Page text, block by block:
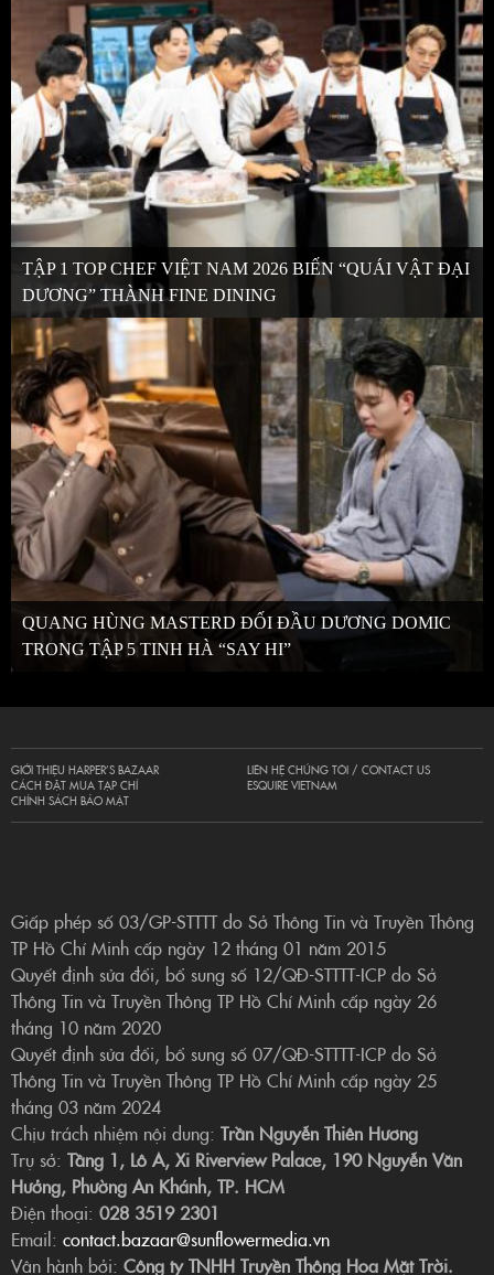
TẬP 1 TOP CHEF VIỆT NAM 2026 BIẾN “QUÁI VẬT ĐẠI
DƯƠNG” THÀNH FINE DINING
QUANG HÙNG MASTERD ĐỐI ĐẦU DƯƠNG DOMIC
TRONG TẬP 5 TINH HÀ “SAY HI”
GIỚI THIỆU HARPER’S BAZAAR
CÁCH ĐẶT MUA TẠP CHÍ
CHÍNH SÁCH BẢO MẬT
LIÊN HỆ CHÚNG TÔI / CONTACT US
ESQUIRE VIETNAM
Giấp phép số 03/GP-STTTT do Sở Thông Tin và Truyền Thông
TP Hồ Chí Minh cấp ngày 12 tháng 01 năm 2015
Quyết định sửa đổi, bổ sung số 12/QĐ-STTTT-ICP do Sở
Thông Tin và Truyền Thông TP Hồ Chí Minh cấp ngày 26
tháng 10 năm 2020
Quyết định sửa đổi, bổ sung số 07/QĐ-STTTT-ICP do Sở
Thông Tin và Truyền Thông TP Hồ Chí Minh cấp ngày 25
tháng 03 năm 2024
Chịu trách nhiệm nội dung: Trần Nguyễn Thiên Hương
Trụ sở: Tầng 1, Lô A, Xi Riverview Palace, 190 Nguyễn Văn
Hưởng, Phường An Khánh, TP. HCM
Điện thoại: 028 3519 2301
Email: contact.bazaar@sunflowermedia.vn
Vận hành bởi: Công ty TNHH Truyền Thông Hoa Mặt Trời.